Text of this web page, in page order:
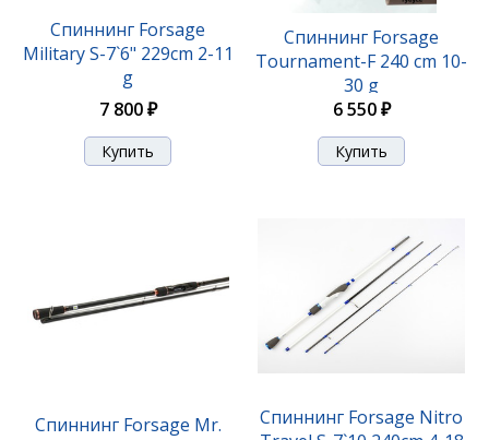
Спиннинг Forsage
Military S-7`6" 229cm 2-11
g
7 800 ₽
Спиннинг Forsage
Tournament-F 240 cm 10-
30 g
6 550 ₽
Спиннинг Forsage Mr.
Спиннинг Forsage Nitro